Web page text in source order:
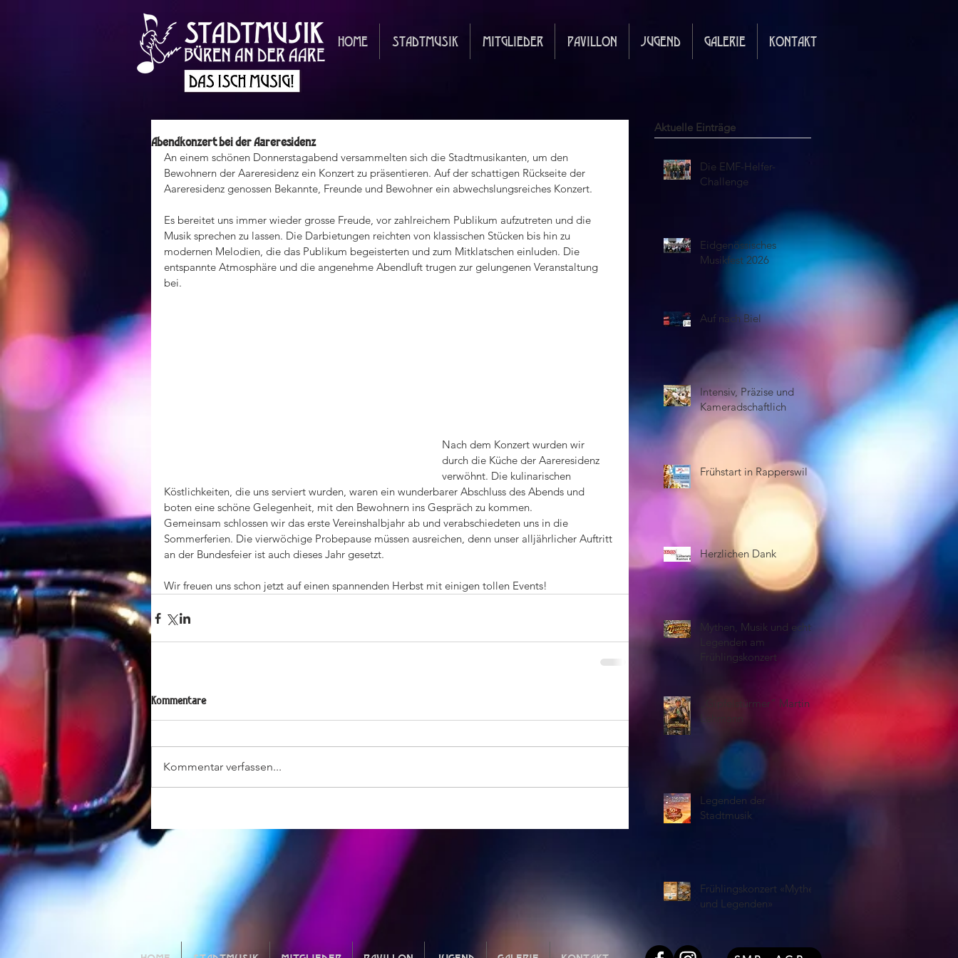
HOME STADTMUSIK MITGLIEDER PAVILLON JUGEND GALERIE KONTAKT
Abendkonzert bei der Aareresidenz
An einem schönen Donnerstagabend versammelten sich die Stadtmusikanten, um den
Bewohnern der Aareresidenz ein Konzert zu präsentieren. Auf der schattigen Rückseite der
Aareresidenz genossen Bekannte, Freunde und Bewohner ein abwechslungsreiches Konzert.
Es bereitet uns immer wieder grosse Freude, vor zahlreichem Publikum aufzutreten und die
Musik sprechen zu lassen. Die Darbietungen reichten von klassischen Stücken bis hin zu
modernen Melodien, die das Publikum begeisterten und zum Mitklatschen einluden. Die
entspannte Atmosphäre und die angenehme Abendluft trugen zur gelungenen Veranstaltung
bei.
Nach dem Konzert wurden wir
durch die Küche der Aareresidenz
verwöhnt. Die kulinarischen
Köstlichkeiten, die uns serviert wurden, waren ein wunderbarer Abschluss des Abends und
boten eine schöne Gelegenheit, mit den Bewohnern ins Gespräch zu kommen.
Gemeinsam schlossen wir das erste Vereinshalbjahr ab und verabschiedeten uns in die
Sommerferien. Die vierwöchige Probepause müssen ausreichen, denn unser alljährlicher Auftritt
an der Bundesfeier ist auch dieses Jahr gesetzt.
Wir freuen uns schon jetzt auf einen spannenden Herbst mit einigen tollen Events!
Kommentare
Kommentar verfassen...
Aktuelle Einträge
Die EMF-Helfer-
Challenge
Eidgenössisches
Musikfest 2026
Auf nach Biel
Intensiv, Präzise und
Kameradschaftlich
Frühstart in Rapperswil
Herzlichen Dank
Mythen, Musik und echte
Legenden am
Frühlingskonzert
„Gipfelstürmer“ Martin
Legenden der
Stadtmusik
Frühlingskonzert «Mythen
und Legenden»